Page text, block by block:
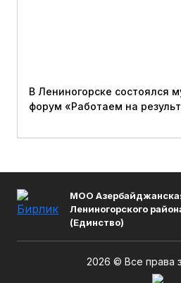
В Лениногорске состоялся
форум «Работаем на
МОО
Лениногорского
(Единство)
2026 © Все права